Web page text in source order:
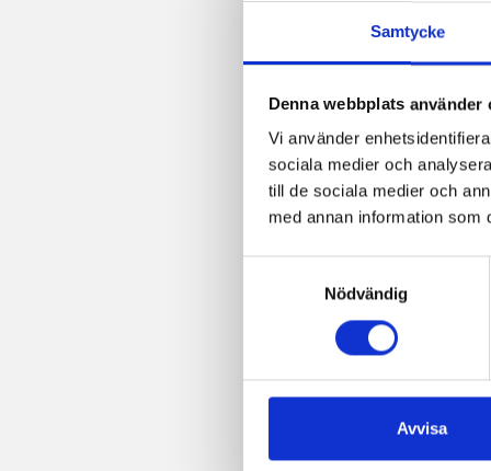
Samtycke
Denna webbplats använder
Vi använder
sociala medier och
till de sociala medier och
med annan information som
Nödvändig
Avvisa